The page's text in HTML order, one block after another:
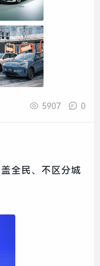
5907 0
全民、不区分城